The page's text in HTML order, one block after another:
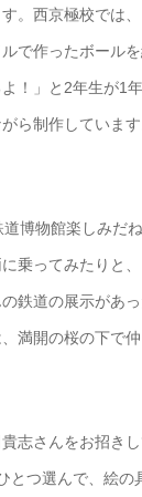
。西京極校では
で作ったボール
！」と2年生が1
ら制作していま
博物館楽しみだ
乗ってみたりと
鉄道の展示があ
満開の桜の下で
志さんをお招き
つ選んで、絵